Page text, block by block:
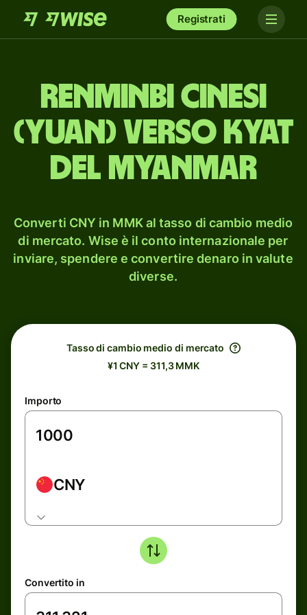
Registrati
renminbi cinesi
(yuan) verso kyat
del Myanmar
Converti CNY in MMK al tasso di cambio medio
di mercato. Wise è il conto internazionale per
inviare, spendere e convertire denaro in valute
diverse.
Tasso di cambio medio di mercato
¥1 CNY = 311,3 MMK
Importo
CNY
Convertito in